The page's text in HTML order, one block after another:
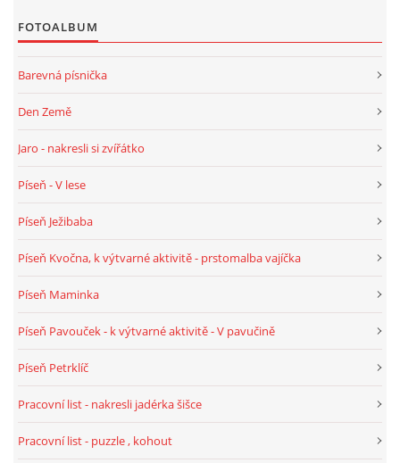
MIKULÁŠ, ČERTI
MASOPUST
SVĚTOVÝ DEN VODY 22. BŘEZEN
RECENZE NA KNIHY
MIKULÁŠSKÁ NADÍLKA
FOTOALBUM
Barevná písnička
Den Země
Jaro - nakresli si zvířátko
Píseň - V lese
Píseň Ježibaba
Píseň Kvočna, k výtvarné aktivitě - prstomalba vajíčka
Píseň Maminka
Píseň Pavouček - k výtvarné aktivitě - V pavučině
Píseň Petrklíč
Pracovní list - nakresli jadérka šišce
Pracovní list - puzzle , kohout